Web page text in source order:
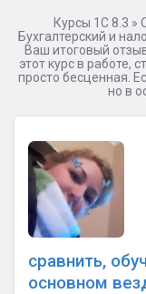
Курсы 1С 8.3 »
Бухгалтерский и
Ваш итоговый
этот курс в работе,
просто бесценная.
но в
сравнить,
основном